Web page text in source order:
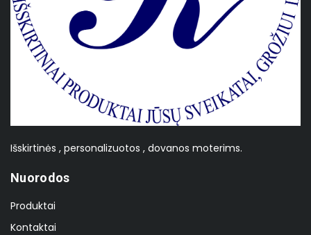
Išskirtinės , personalizuotos , dovanos moterims.
Nuorodos
Produktai
Kontaktai